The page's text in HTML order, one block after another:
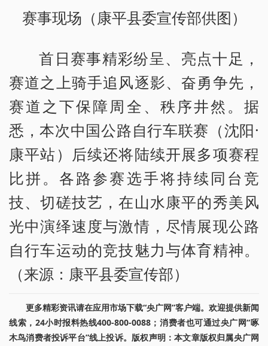
赛事现场（康平县委宣传部供图）
首日赛事精彩纷呈、亮点十足，
赛道之上骑手追风逐影、奋勇争先，
赛道之下保障周全、秩序井然。据
悉，本次中国公路自行车联赛（沈阳·
康平站）后续还将陆续开展多项赛程
比拼。各路参赛选手将持续同台竞
技、切磋技艺，在山水康平的秀美风
光中演绎速度与激情，尽情展现公路
自行车运动的竞技魅力与体育精神。
（来源：康平县委宣传部）
更多精彩资讯请在应用市场下载“央广网”客户端。欢迎提供新闻
线索，24小时报料热线400-800-0088；消费者也可通过央广网“啄
木鸟消费者投诉平台”线上投诉。版权声明：本文章版权归属央广网